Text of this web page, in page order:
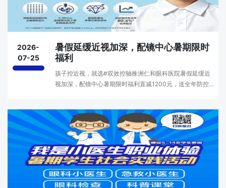
2026-
07-25
暑假延缓近视加深，配镜中心暑期限时
福利
孩子控近视，就选#双效控轴株洲仁和眼科医院暑假延缓近
视加深，配镜中心暑期限时福利直减1200元，送全年防控服